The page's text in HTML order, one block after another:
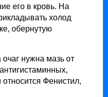
его в кровь. На
холод
обернутую
нужна мазь от
Фенистил,